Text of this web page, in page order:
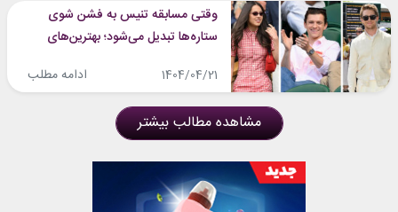
وقتی مسابقه تنیس به فشن شوی
ستاره‌ها تبدیل می‌شود؛ بهترین‌های
1404/04/21 ادامه مطلب
مشاهده مطالب بیشتر